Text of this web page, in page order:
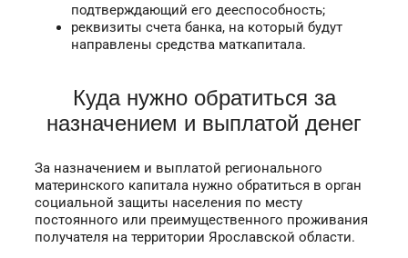
подтверждающий его дееспособность;
реквизиты счета банка, на который будут
направлены средства маткапитала.
Куда нужно обратиться за
назначением и выплатой денег
За назначением и выплатой регионального
материнского капитала нужно обратиться в орган
социальной защиты населения по месту
постоянного или преимущественного проживания
получателя на территории Ярославской области.